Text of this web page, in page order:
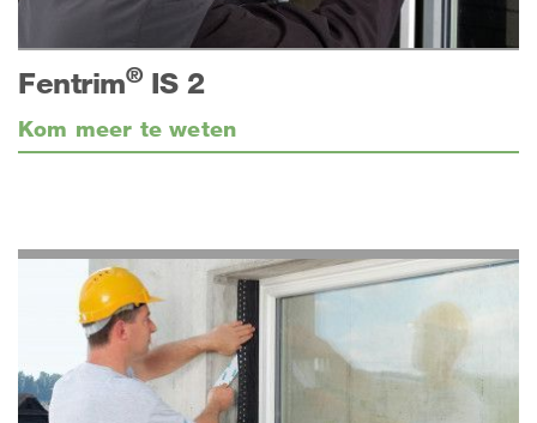
Fentrim®IS 2
Kom meer te weten